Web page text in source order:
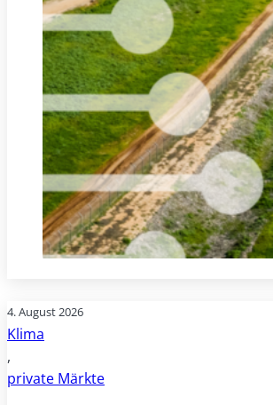
4. August 2026
Klima
,
private Märkte